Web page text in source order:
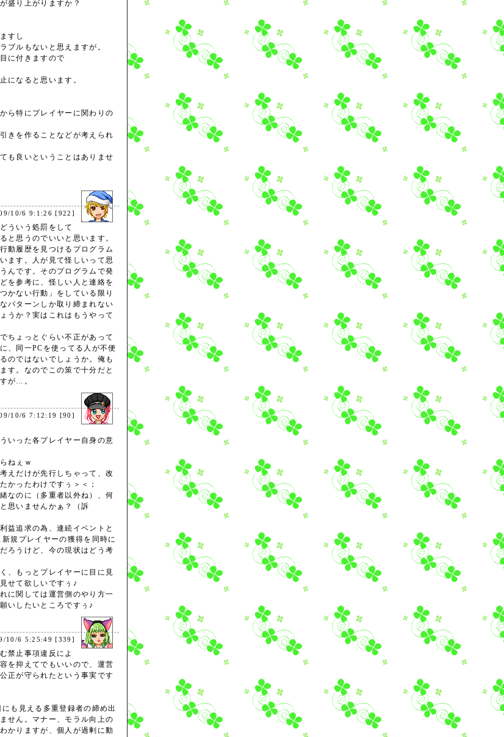
盛り上がりますか？
すし
ブルもないと思えますが。
に付きますので
になると思います。
ら特にプレイヤーに関わりの
きを作ることなどが考えられ
も良いということはありませ
10/6 9:1:26 [922]
ういう処罰をして
と思うのでいいと思います。
動履歴を見つけるプログラム
ます。人が見て怪しいって思
んです。そのプログラムで発
を参考に、怪しい人と連絡を
かない行動」をしている限り
パターンしか取り締まれない
うか？実はこれはもうやって
ちょっとぐらい不正があって
、同一PCを使ってる人が不便
のではないでしょうか。俺も
す。なのでこの策で十分だと
すが…。
10/6 7:12:19 [90]
いった各プレイヤー自身の意
ねぇｗ
えだけが先行しちゃって、改
かったわけですぅ＞＜；
なのに（多重者以外ね）、何
思いませんかぁ？（訴
益追求の為、連続イベントと
規プレイヤーの獲得を同時に
ろうけど、今の現状はどう考
、もっとプレイヤーに目に見
せて欲しいですぅ♪
に関しては運営側のやり方一
いしたいところですぅ♪
10/6 5:25:49 [339]
禁止事項違反によ
を抑えてでもいいので、運営
正が守られたという事実です
も見える多重登録者の締め出
せん。マナー、モラル向上の
かりますが、個人が過剰に動